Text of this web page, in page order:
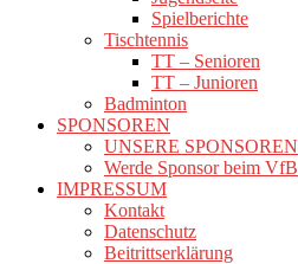
Spielberichte
Tischtennis
TT – Senioren
TT – Junioren
Badminton
SPONSOREN
UNSERE SPONSOREN
Werde Sponsor beim VfB
IMPRESSUM
Kontakt
Datenschutz
Beitrittserklärung